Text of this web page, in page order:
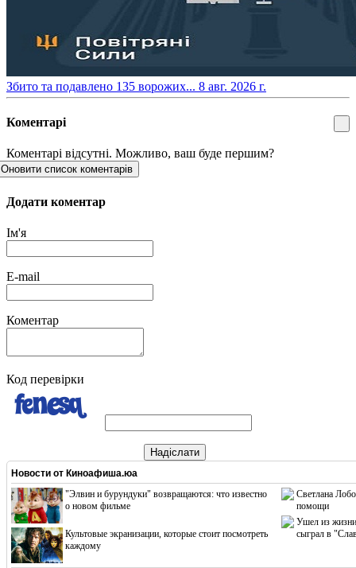
​Збито та подавлено 135 ворожих... 8 авг. 2026 г.
Коментарі
Коментарі відсутні. Можливо, ваш буде першим?
Оновити список коментарів
Додати коментар
Ім'я
E-mail
Коментар
Код перевірки
Надіслати
Новости от Киноафиша.юа
"Элвин и бурундуки" возвращаются: что известно
о новом фильме
Культовые экранизации, которые стоит посмотреть
каждому
Светлана
помощи
Ушел из жизни
сыграл в